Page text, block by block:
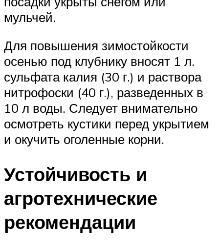
мульчей.
Для повышения зимостойкости
осенью под клубнику вносят 1 л.
сульфата калия (30 г.) и раствора
нитрофоски (40 г.), разведенных в
10 л воды. Следует внимательно
осмотреть кустики перед укрытием
и окучить оголенные корни.
Устойчивость и
агротехнические
рекомендации